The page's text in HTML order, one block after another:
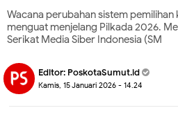
Wacana perubahan sistem
menguat menjelang Pilkada 2026.
Serikat Media Siber Indonesia (SM
Editor: PoskotaSumut.id
Kamis, 15 Januari 2026 - 14.24